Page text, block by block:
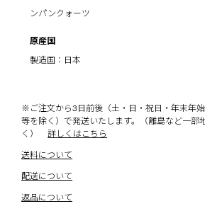
ンパンクォーツ
原産国
製造国：日本
※ご注文から3日前後（土・日・祝日・年末年
等を除く）で発送いたします。（離島など一部
く）
詳しくはこちら
送料について
配送について
返品について